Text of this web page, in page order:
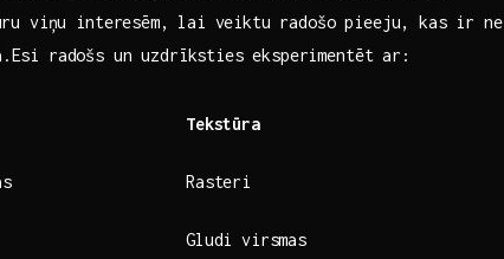
viņu interesēm,‍ lai ⁤veiktu radošo pieeju, kas ir ne
radošs un uzdrīksties​ eksperimentēt ar:
Tekstūra
Rasteri
Gludi‍ virsmas